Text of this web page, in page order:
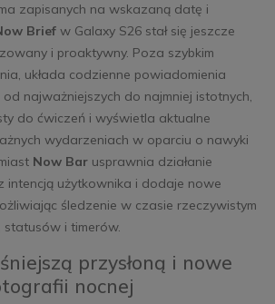
zapisanych na wskazaną datę i
Briefw Galaxy S26 stał się jeszcze
i proaktywny. Poza szybkim
układa codzienne powiadomienia
najważniejszych do najmniej istotnych,
do ćwiczeń i wyświetla aktualne
wydarzeniach w oparciu o nawyki
Now Barusprawnia działanie
intencją użytkownika i dodaje nowe
śledzenie w czasie rzeczywistym
statusów i timerów.
przysłoną i nowe
nocnej